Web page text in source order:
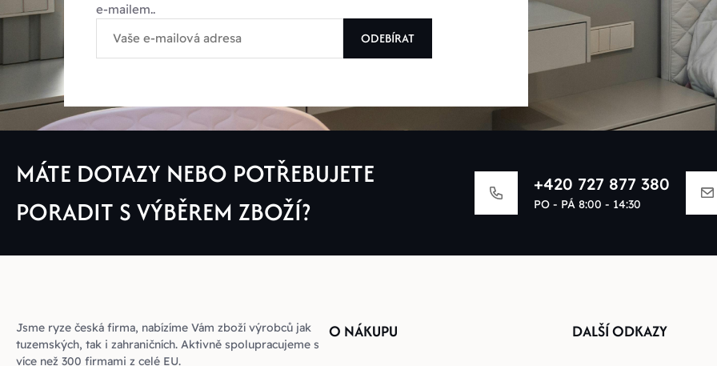
e-mailem..
ODEBÍRAT
MÁTE DOTAZY NEBO POTŘEBUJETE
PORADIT S VÝBĚREM ZBOŽÍ?
+420 727 877 380
PO - PÁ 8:00 - 14:30
Jsme ryze česká firma, nabízíme Vám zboží výrobců jak
tuzemských, tak i zahraničních. Aktivně spolupracujeme s
více než 300 firmami z celé EU.
O NÁKUPU DALŠÍ ODKAZY